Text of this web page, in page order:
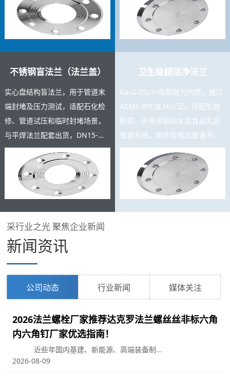
充足，支持按图定制。 测报告。
不锈钢盲法兰（法兰盖）
实心盘结构盲法兰，用于管道末
端封堵及压力测试，适配石化检
修、管道试压和临时封堵场景，
与平焊法兰配套出货，DN15-
DN600规格齐全，复购率高，可
与主产品同批交货。
卫生级超洁净法兰
Ra≤0.25μm电解抛光内壁，通过
ASME BPE或3A认证，适配生物
制药、半导体超纯水及食品乳品
管道系统，单件价格比普通不锈
钢法兰高3-8倍，是高附加值精密
采行业之光 聚焦企业新闻
新闻资讯
公司动态 行业新闻 媒体关注
2026法兰螺栓厂家推荐达克罗法兰螺丝丝非标六角
内六角钉厂家优选指南！
近些年国内基建、新能源、高端装备制...
2026-08-09